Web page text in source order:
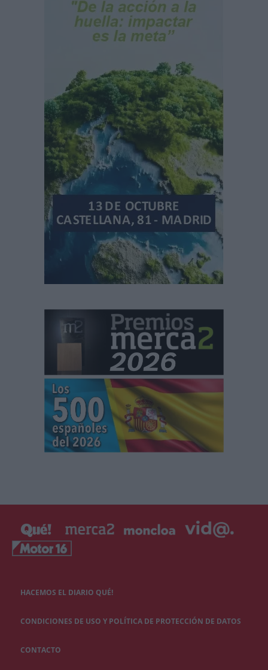
HACEMOS EL DIARIO QUÉ!
CONDICIONES DE USO Y POLÍTICA DE PROTECCIÓN DE DATOS
CONTACTO